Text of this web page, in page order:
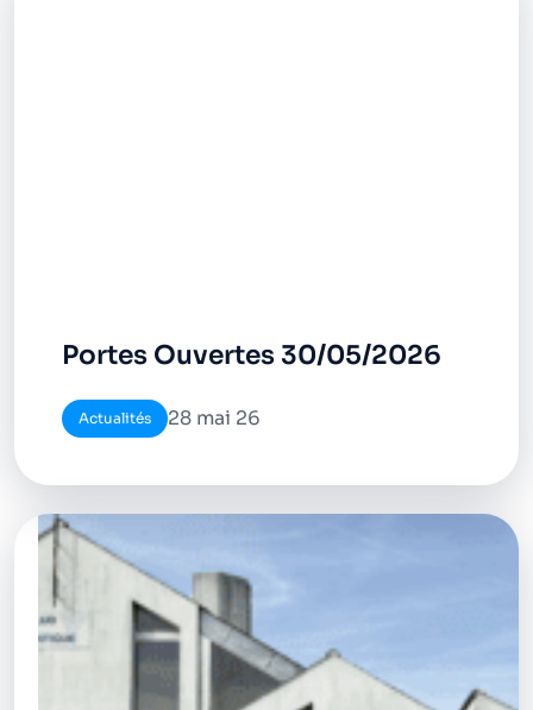
Portes Ouvertes 30/05/2026
Actualités 28 mai 26